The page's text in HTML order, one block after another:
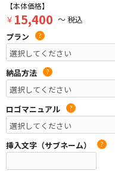
【本体価格】
￥ 15,400 ～ 税込
プラン
?
納品方法 ?
ロゴマニュアル ?
挿入文字（サブネーム） ?